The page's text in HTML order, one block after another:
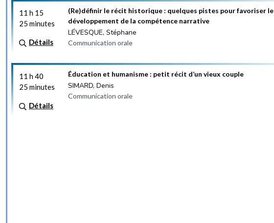
11 h 15
25 minutes
Détails
(Re)définir le récit historique : quelques pistes pour favoriser le
développement de la compétence narrative
LÉVESQUE, Stéphane
Communication orale
11 h 40
25 minutes
Détails
Éducation et humanisme : petit récit d’un vieux couple
SIMARD, Denis
Communication orale